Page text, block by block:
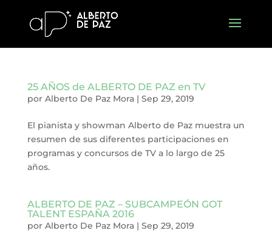
25 AÑOS de ALBERTO DE PAZ en TV
por Alberto De Paz Mora| Sep 29, 2019
El pianista y showman Alberto de Paz muestra un
resumen de sus diferentes participaciones en
programas y concursos de TV a lo largo de 25
años.
ALBERTO DE PAZ – SUBCAMPEÓN GOT
TALENT ESPAÑA 2016
por Alberto De Paz Mora| Sep 29, 2019